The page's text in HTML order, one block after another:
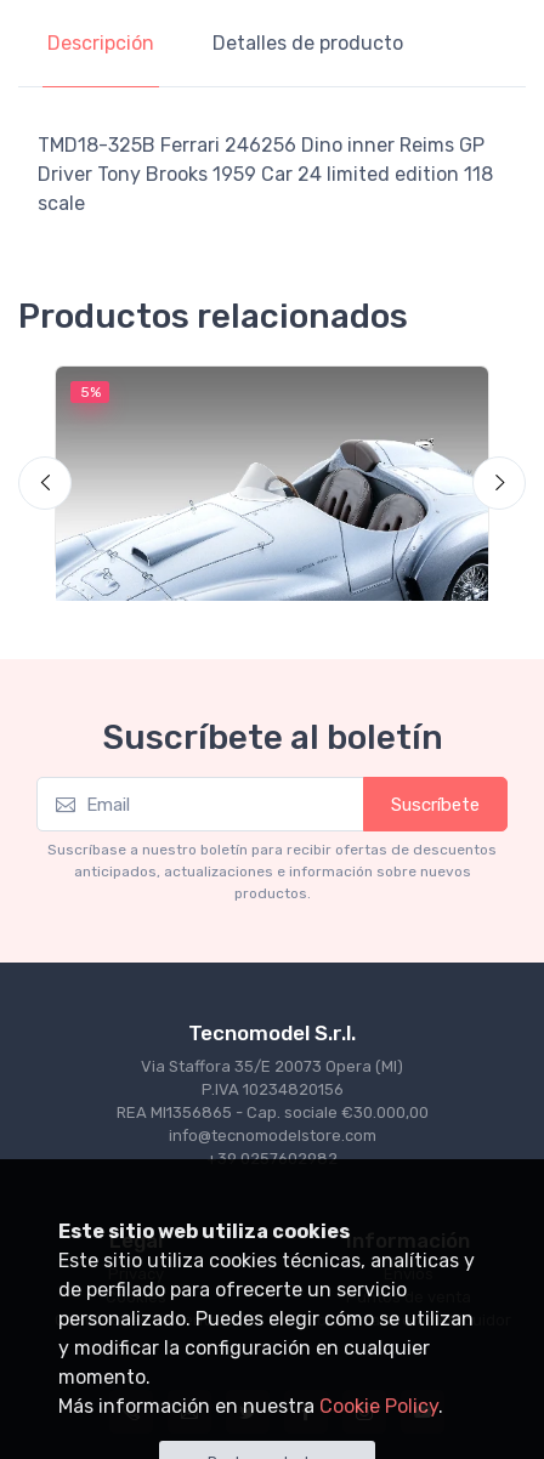
Descripción Detalles de producto
TMD18-325B Ferrari 246256 Dino inner Reims GP
Driver Tony Brooks 1959 Car 24 limited edition 118
scale
Productos relacionados
5%
Ferrari 166 MM Abarth Metallic Silver Press
Version 1953 scala 1/18
Suscríbete al boletín
Suscríbete
Suscríbase a nuestro boletín para recibir ofertas de descuentos
anticipados, actualizaciones e información sobre nuevos
productos.
Tecnomodel S.r.l.
Via Staffora 35/E 20073 Opera (MI)
P.IVA 10234820156
REA MI1356865 - Cap. sociale €30.000,00
info@tecnomodelstore.com
+39 0257602982
Legal
Cookies
Condiciones de venta
Información
Puntos de venta
Conviértase en distribuidor
Este sitio web utiliza cookies
Este sitio utiliza cookies técnicas, analíticas y
de perfilado para ofrecerte un servicio
personalizado. Puedes elegir cómo se utilizan
y modificar la configuración en cualquier
momento.
Más información en nuestra Cookie Policy.